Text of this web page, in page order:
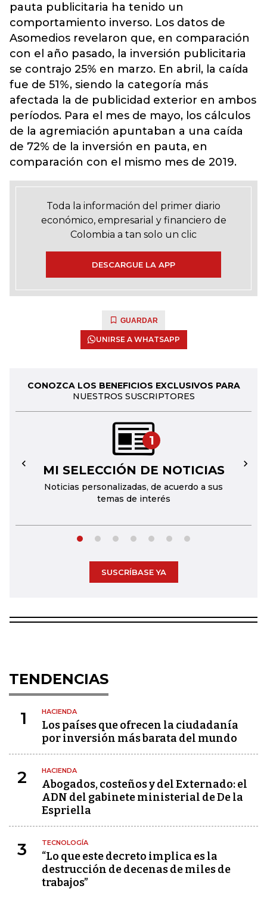
pauta publicitaria ha tenido un
comportamiento inverso. Los datos de
Asomedios revelaron que, en comparación
con el año pasado, la inversión publicitaria
se contrajo 25% en marzo. En abril, la caída
fue de 51%, siendo la categoría más
afectada la de publicidad exterior en ambos
períodos. Para el mes de mayo, los cálculos
de la agremiación apuntaban a una caída
de 72% de la inversión en pauta, en
comparación con el mismo mes de 2019.
Toda la información del primer diario
económico, empresarial y financiero de
Colombia a tan solo un clic
DESCARGUE LA APP
GUARDAR
UNIRSE A WHATSAPP
CONOZCA LOS BENEFICIOS EXCLUSIVOS PARA
NUESTROS SUSCRIPTORES
1
MI SELECCIÓN DE NOTICIAS
Noticias personalizadas, de acuerdo a sus
temas de interés
← →
SUSCRÍBASE YA
TENDENCIAS
1 HACIENDA
Los países que ofrecen la ciudadanía
por inversión más barata del mundo
2 HACIENDA
Abogados, costeños y del Externado: el
ADN del gabinete ministerial de De la
Espriella
3 TECNOLOGÍA
“Lo que este decreto implica es la
destrucción de decenas de miles de
trabajos”